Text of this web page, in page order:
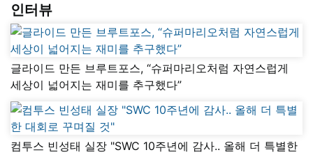
인터뷰
글라이드 만든 브루트포스, “슈퍼마리오처럼 자연스럽게
세상이 넓어지는 재미를 추구했다”
컴투스 빈성태 실장 "SWC 10주년에 감사.. 올해 더 특별한